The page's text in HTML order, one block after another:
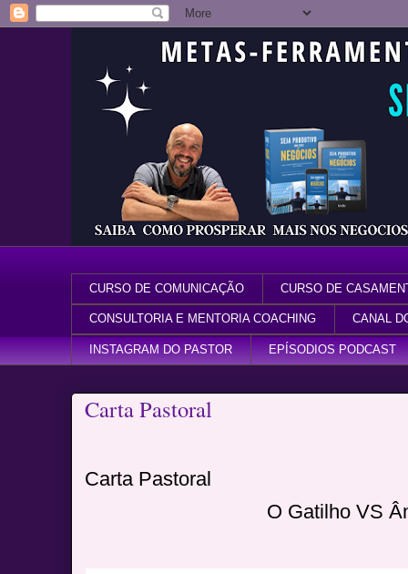
CURSO DE COMUNICAÇÃO CURSO DE
CONSULTORIA E MENTORIA COACHING CANAL
INSTAGRAM DO PASTOR EPÍSODIOS PODCAST
Carta Pastoral
Carta Pastoral
O Gatilho VS